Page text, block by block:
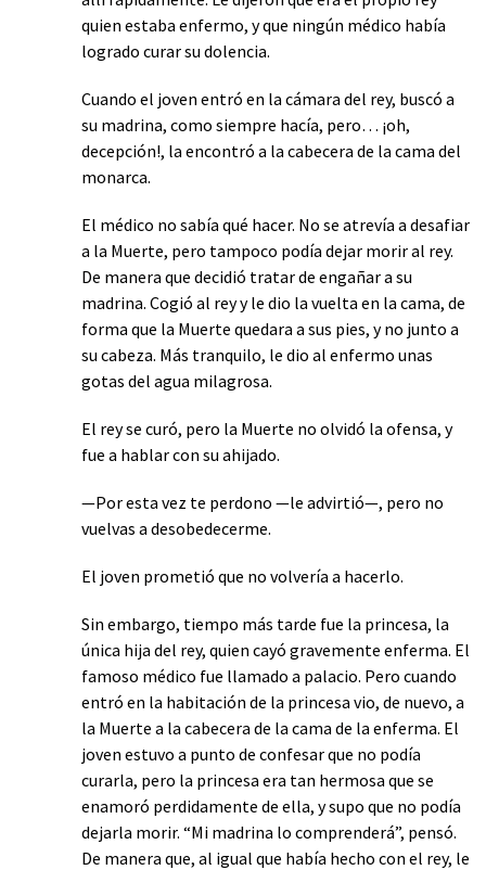
quien estaba enfermo, y que ningún médico había
logrado curar su dolencia.
Cuando el joven entró en la cámara del rey, buscó a
su madrina, como siempre hacía, pero… ¡oh,
decepción!, la encontró a la cabecera de la cama del
monarca.
El médico no sabía qué hacer. No se atrevía a desafiar
a la Muerte, pero tampoco podía dejar morir al rey.
De manera que decidió tratar de engañar a su
madrina. Cogió al rey y le dio la vuelta en la cama, de
forma que la Muerte quedara a sus pies, y no junto a
su cabeza. Más tranquilo, le dio al enfermo unas
gotas del agua milagrosa.
El rey se curó, pero la Muerte no olvidó la ofensa, y
fue a hablar con su ahijado.
—Por esta vez te perdono —le advirtió—, pero no
vuelvas a desobedecerme.
El joven prometió que no volvería a hacerlo.
Sin embargo, tiempo más tarde fue la princesa, la
única hija del rey, quien cayó gravemente enferma. El
famoso médico fue llamado a palacio. Pero cuando
entró en la habitación de la princesa vio, de nuevo, a
la Muerte a la cabecera de la cama de la enferma. El
joven estuvo a punto de confesar que no podía
curarla, pero la princesa era tan hermosa que se
enamoró perdidamente de ella, y supo que no podía
dejarla morir. “Mi madrina lo comprenderá”, pensó.
De manera que, al igual que había hecho con el rey, le